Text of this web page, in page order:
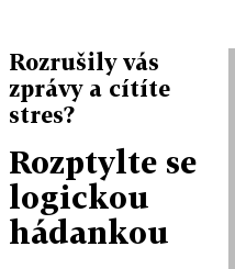
Rozrušily vás
zprávy a cítíte
stres?
Rozptylte se
logickou
hádankou